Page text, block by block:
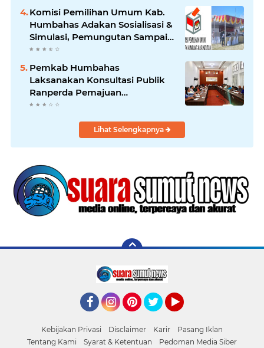
Komisi Pemilihan Umum Kab.
Humbahas Adakan Sosialisasi &
Simulasi, Pemungutan Sampai
Rekapitulasi Suara.
Pemkab Humbahas
Laksanakan Konsultasi Publik
Ranperda Pemajuan
Kebudayaan Daerah
Lihat Selengkapnya
Kebijakan Privasi Disclaimer Karir
Pasang Iklan
Tentang Kami
Syarat & Ketentuan Pedoman Media Siber